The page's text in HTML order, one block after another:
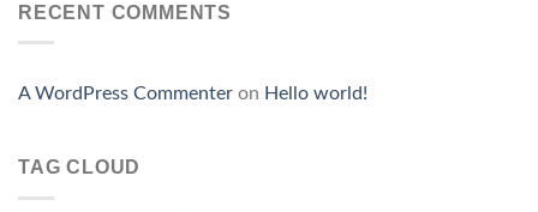
RECENT COMMENTS
A WordPress Commenter on Hello world!
TAG CLOUD